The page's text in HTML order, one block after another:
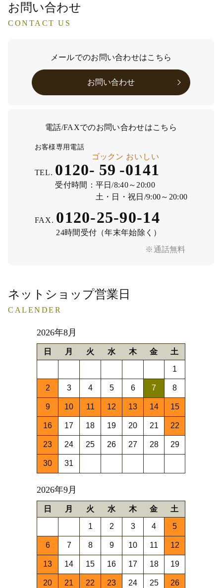
お問い合わせ
CONTACT US
メールでのお問い合わせはこちら
お問い合わせ
電話/FAXでのお問い合わせはこちら
※通話無料
お客様専用電話
TEL. 0120- 59
ゴックン
-0141
おいしい
受付時間： 平日/8:40～20:00
土・日・祝日/9:00～20:00
FAX. 0120-25-90-14
24時間受付（年末年始除く）
ネットショップ営業日
CALENDER
2026年8月
日 月 火 水 木 金 土
1
2 3 4 5 6 7 8
9 10 11 12 13 14 15
16 17 18 19 20 21 22
23 24 25 26 27 28 29
30 31
2026年9月
日 月 火 水 木 金 土
1 2 3 4 5
6 7 8 9 10 11 12
13 14 15 16 17 18 19
20 21 22 23 24 25 26